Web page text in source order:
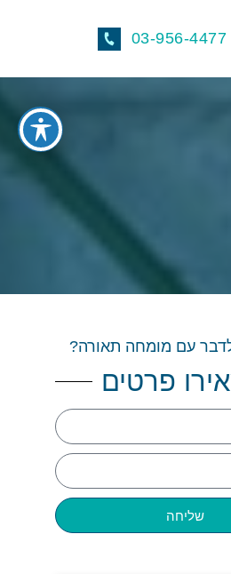
03-956-4477
לדבר עם מומחה תאורה?
פרטים
שליחה